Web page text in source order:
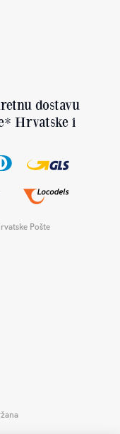
dostavu
Hrvatske i
Pošte